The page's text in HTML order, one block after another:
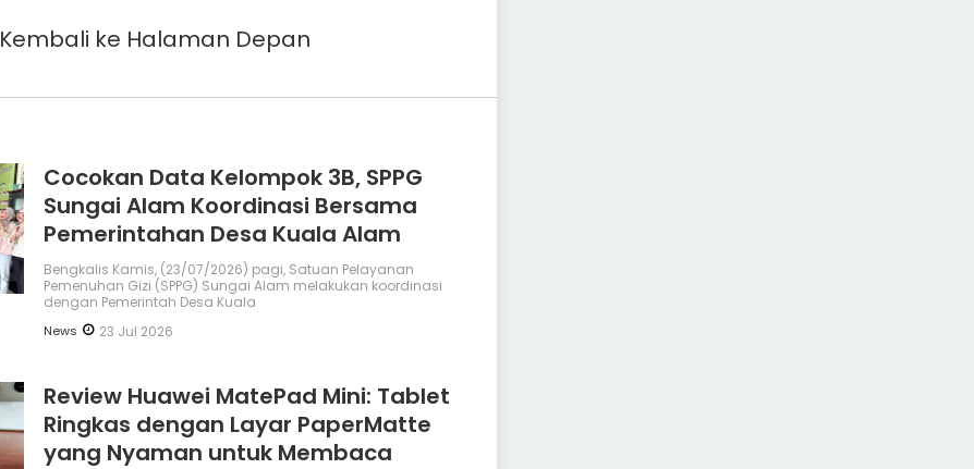
Kembali ke Halaman Depan
Cocokan Data Kelompok 3B, SPPG
Sungai Alam Koordinasi Bersama
Pemerintahan Desa Kuala Alam
Bengkalis Kamis, (23/07/2026) pagi, Satuan Pelayanan
Pemenuhan Gizi (SPPG) Sungai Alam melakukan koordinasi
dengan Pemerintah Desa Kuala
News 23 Jul 2026
Review Huawei MatePad Mini: Tablet
Ringkas dengan Layar PaperMatte
yang Nyaman untuk Membaca